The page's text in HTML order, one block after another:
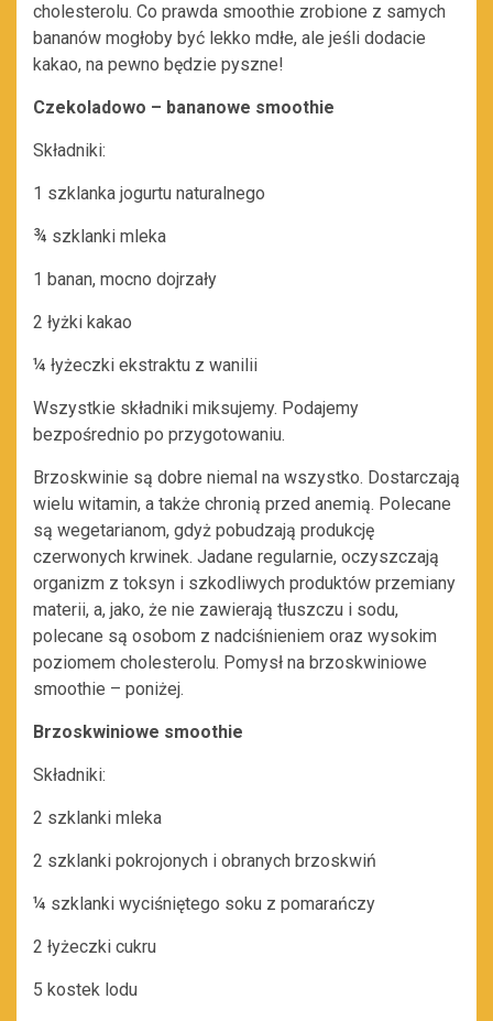
cholesterolu. Co prawda smoothie zrobione z samych
bananów mogłoby być lekko mdłe, ale jeśli dodacie
kakao, na pewno będzie pyszne!
Czekoladowo – bananowe smoothie
Składniki:
1 szklanka jogurtu naturalnego
¾ szklanki mleka
1 banan, mocno dojrzały
2 łyżki kakao
¼ łyżeczki ekstraktu z wanilii
Wszystkie składniki miksujemy. Podajemy
bezpośrednio po przygotowaniu.
Brzoskwinie są dobre niemal na wszystko. Dostarczają
wielu witamin, a także chronią przed anemią. Polecane
są wegetarianom, gdyż pobudzają produkcję
czerwonych krwinek. Jadane regularnie, oczyszczają
organizm z toksyn i szkodliwych produktów przemiany
materii, a, jako, że nie zawierają tłuszczu i sodu,
polecane są osobom z nadciśnieniem oraz wysokim
poziomem cholesterolu. Pomysł na brzoskwiniowe
smoothie – poniżej.
Brzoskwiniowe smoothie
Składniki:
2 szklanki mleka
2 szklanki pokrojonych i obranych brzoskwiń
¼ szklanki wyciśniętego soku z pomarańczy
2 łyżeczki cukru
5 kostek lodu